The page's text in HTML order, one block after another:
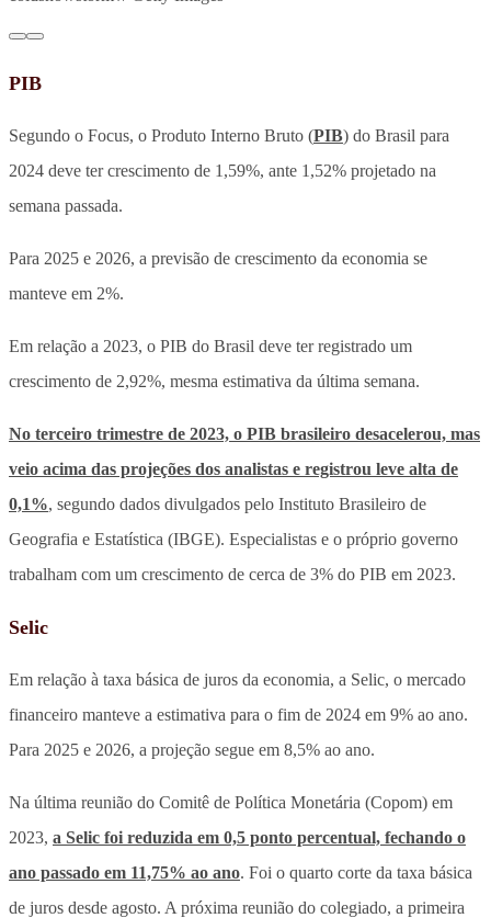
PIB
Segundo o Focus, o Produto Interno Bruto (PIB) do Brasil para
2024 deve ter crescimento de 1,59%, ante 1,52% projetado na
semana passada.
Para 2025 e 2026, a previsão de crescimento da economia se
manteve em 2%.
Em relação a 2023, o PIB do Brasil deve ter registrado um
crescimento de 2,92%, mesma estimativa da última semana.
No terceiro trimestre de 2023, o PIB brasileiro desacelerou, mas
veio acima das projeções dos analistas e registrou leve alta de
0,1%, segundo dados divulgados pelo Instituto Brasileiro de
Geografia e Estatística (IBGE). Especialistas e o próprio governo
trabalham com um crescimento de cerca de 3% do PIB em 2023.
Selic
Em relação à taxa básica de juros da economia, a Selic, o mercado
financeiro manteve a estimativa para o fim de 2024 em 9% ao ano.
Para 2025 e 2026, a projeção segue em 8,5% ao ano.
Na última reunião do Comitê de Política Monetária (Copom) em
2023, a Selic foi reduzida em 0,5 ponto percentual, fechando o
ano passado em 11,75% ao ano. Foi o quarto corte da taxa básica
de juros desde agosto. A próxima reunião do colegiado, a primeira